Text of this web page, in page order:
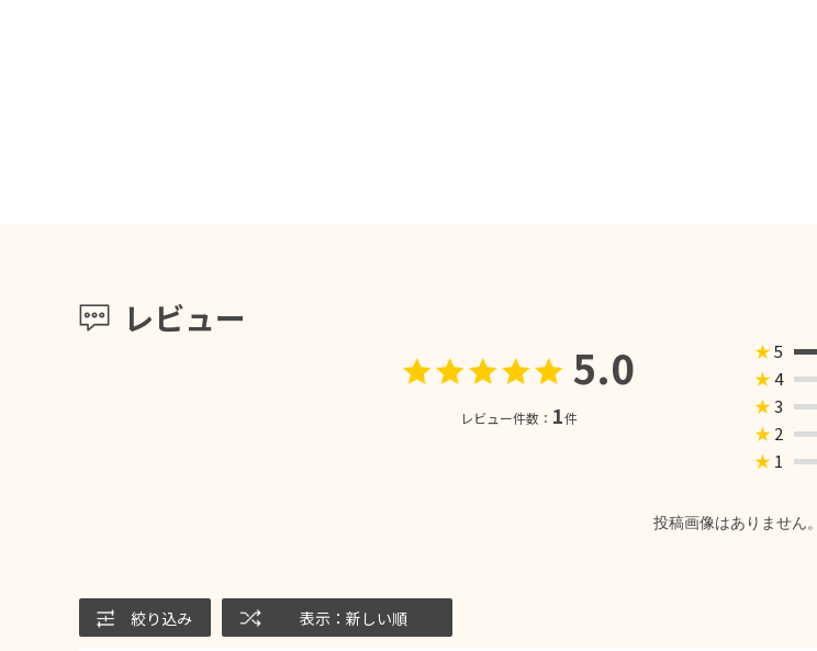
レビュー
5.0
レビュー件数： 1件
★5
★4
★3
★ 2
★ 1
投稿画像はありません。
絞り込み 表示：新しい順